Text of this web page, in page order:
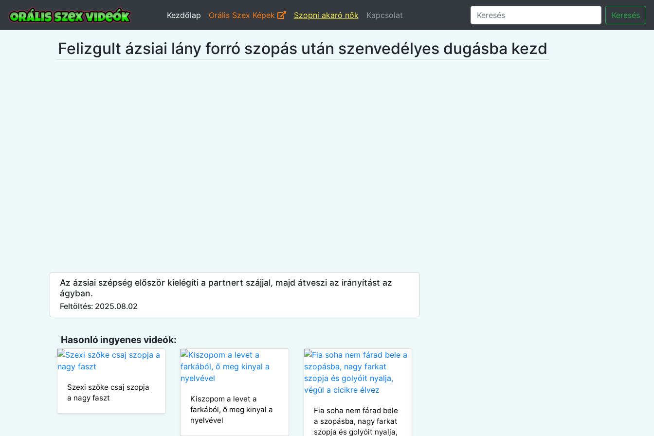
Kezdőlap Orális Szex Képek Szopni akaró nők Kapcsolat Keresés
Felizgult ázsiai lány forró szopás után szenvedélyes dugásba kezd
Az ázsiai szépség először kielégíti a partnert szájjal, majd átveszi az irányítást az
ágyban.
Feltöltés: 2025.08.02
Hasonló ingyenes videók:
Szexi szőke csaj szopja
a nagy faszt
Kiszopom a levet a
farkából, ő meg kinyal a
nyelvével
Fia soha nem fárad bele
a szopásba, nagy farkat
szopja és golyóit nyalja,